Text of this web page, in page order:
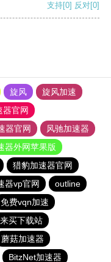
支持[0] 反对[0]
旋风
旋风加速
器官网
器官网
风驰加速器
器外网苹果版
猎豹加速器官网
器vp官网
outline
免费vqn加速
买下载站
蘑菇加速器
BitzNet加速器